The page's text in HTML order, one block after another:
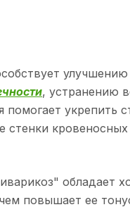
, устранению
укрепить
обладает
повышает ее